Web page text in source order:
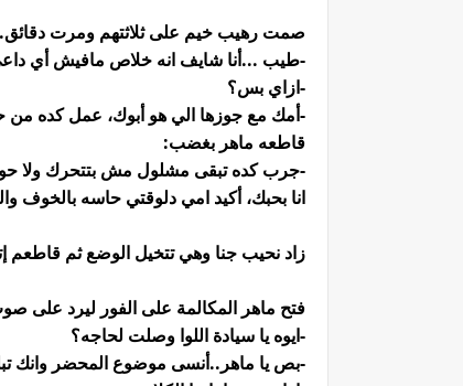
صمت رهيب خيم على ثلاثتهم ومرت
-طيب ...أنا شايف انه خلاص مافيش أي
-ازاي بس؟
-أمك مع جوزها الي هو أبوك، عمل كده من
قاطعه ماهر بغضب:
-جرب كده تبقى مشلول مش بتتحرك ولا
انا بحبك، أكيد امي دلوقتي حاسه بالخوف
زاد نحيب جنا وهي تتخيل الوضع ثم
فتح ماهر المكالمة على الفور ليرد على
-ايوه يا سيادة اللوا وصلت لحاجه؟
-بص يا ماهر..أنسى موضوع المحضر وانك